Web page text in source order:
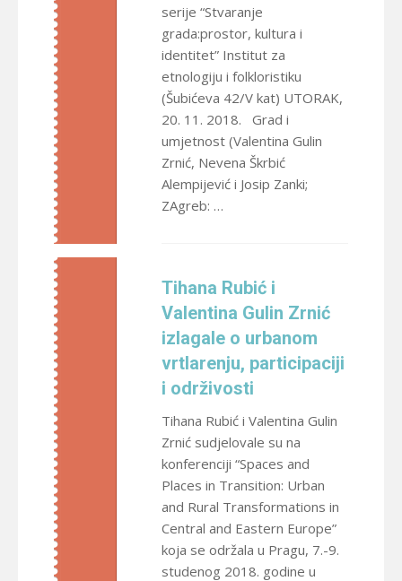
serije “Stvaranje
grada:prostor, kultura i
identitet” Institut za
etnologiju i folkloristiku
(Šubićeva 42/V kat) UTORAK,
20. 11. 2018. Grad i
umjetnost (Valentina Gulin
Zrnić, Nevena Škrbić
Alempijević i Josip Zanki;
ZAgreb: …
Tihana Rubić i
Valentina Gulin Zrnić
izlagale o urbanom
vrtlarenju, participaciji
i održivosti
Tihana Rubić i Valentina Gulin
Zrnić sudjelovale su na
konferenciji “Spaces and
Places in Transition: Urban
and Rural Transformations in
Central and Eastern Europe”
koja se održala u Pragu, 7.-9.
studenog 2018. godine u